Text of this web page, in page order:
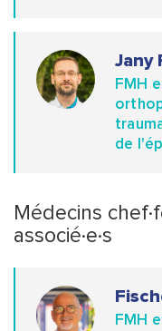
Jany
FMH
de
Médecins
associé·e·s
FMH